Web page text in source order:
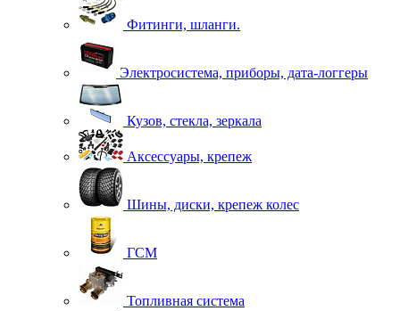
Фитинги, шланги.
Электросистема, приборы, дата-логгеры
Кузов, стекла, зеркала
Аксессуары, крепеж
Шины, диски, крепеж колес
ГСМ
Топливная система